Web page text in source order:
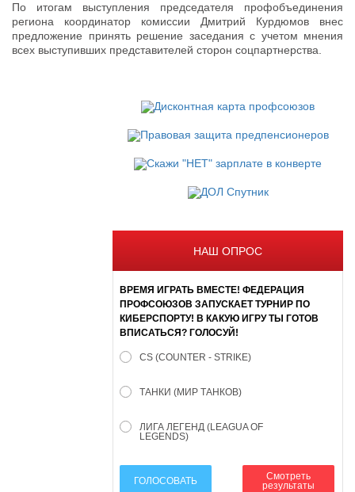
По итогам выступления председателя профобъединения
региона координатор комиссии Дмитрий Курдюмов внес
предложение принять решение заседания с учетом мнения
всех выступивших представителей сторон соцпартнерства.
НАШ ОПРОС
ВРЕМЯ ИГРАТЬ ВМЕСТЕ! ФЕДЕРАЦИЯ
ПРОФСОЮЗОВ ЗАПУСКАЕТ ТУРНИР ПО
КИБЕРСПОРТУ! В КАКУЮ ИГРУ ТЫ ГОТОВ
ВПИСАТЬСЯ? ГОЛОСУЙ!
CS (COUNTER - STRIKE)
ТАНКИ (МИР ТАНКОВ)
ЛИГА ЛЕГЕНД (LEAGUA OF
LEGENDS)
ГОЛОСОВАТЬ
Смотреть
результаты